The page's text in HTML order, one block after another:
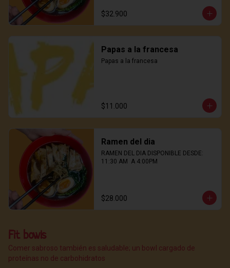
$32.900
Papas a la francesa
Papas a la francesa
$11.000
Ramen del dia
RAMEN DEL DIA DISPONIBLE DESDE:
11:30 AM  A 4:00PM
$28.000
Fit bowls
Comer sabroso también es saludable; un bowl cargado de
proteínas no de carbohidratos